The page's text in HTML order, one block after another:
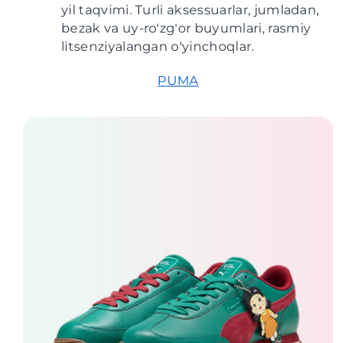
yil taqvimi. Turli aksessuarlar, jumladan,
bezak va uy-ro'zg'or buyumlari, rasmiy
litsenziyalangan o'yinchoqlar.
PUMA